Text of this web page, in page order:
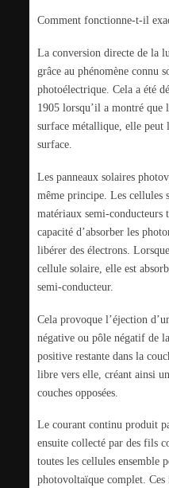
Comment fonctionne-t-il
La conversion directe de la
grâce au phénomène connu
photoélectrique. Cela a été
1905 lorsqu’il a montré que
surface métallique, elle peut
surface.
Les panneaux solaires
même principe. Les cellules
matériaux semi-
capacité d’absorber les
libérer des électrons.
cellule solaire, elle est
semi-conducteur.
Cela provoque l’éjection
négative ou pôle négatif de
positive restante dans la
libre vers elle, créant ainsi
couches opposées.
Le courant continu produit
ensuite collecté par des fils
toutes les cellules ensemble
photovoltaïque complet. Ces